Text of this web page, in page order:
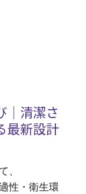
｜清潔さ
最新設計
、
性・衛生環